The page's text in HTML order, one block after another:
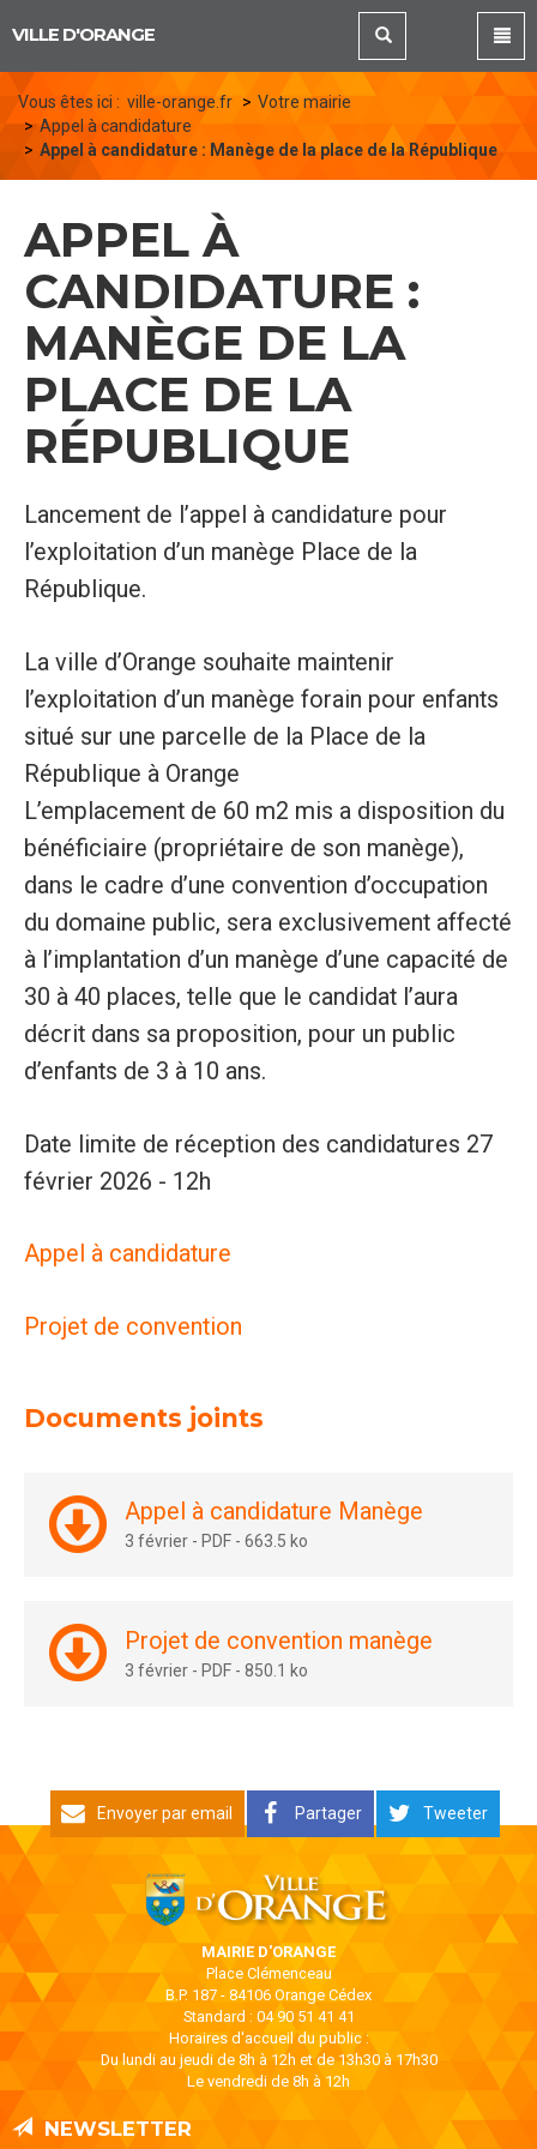
VILLE D'ORANGE
Vous êtes ici : ville-orange.fr
Votre mairie
Appel à candidature
Appel à candidature : Manège de la place de la République
APPEL À
CANDIDATURE :
MANÈGE DE LA
PLACE DE LA
RÉPUBLIQUE
Lancement de l’appel à candidature pour
l’exploitation d’un manège Place de la
République.
La ville d’Orange souhaite maintenir
l’exploitation d’un manège forain pour enfants
situé sur une parcelle de la Place de la
République à Orange
L’emplacement de 60 m2 mis a disposition du
bénéficiaire (propriétaire de son manège),
dans le cadre d’une convention d’occupation
du domaine public, sera exclusivement affecté
à l’implantation d’un manège d’une capacité de
30 à 40 places, telle que le candidat l’aura
décrit dans sa proposition, pour un public
d’enfants de 3 à 10 ans.
Date limite de réception des candidatures 27
février 2026 - 12h
Appel à candidature
Projet de convention
Documents joints
Appel à candidature Manège
3 février - PDF -663.5 ko
Projet de convention manège
3 février - PDF -850.1 ko
Envoyer par email Partager Tweeter
MAIRIE D'ORANGE
Place Clémenceau
B.P. 187 - 84106 Orange Cédex
Standard : 04 90 51 41 41
Horaires d'accueil du public :
Du lundi au jeudi de 8h à 12h et de 13h30 à 17h30
Le vendredi de 8h à 12h
NEWSLETTER